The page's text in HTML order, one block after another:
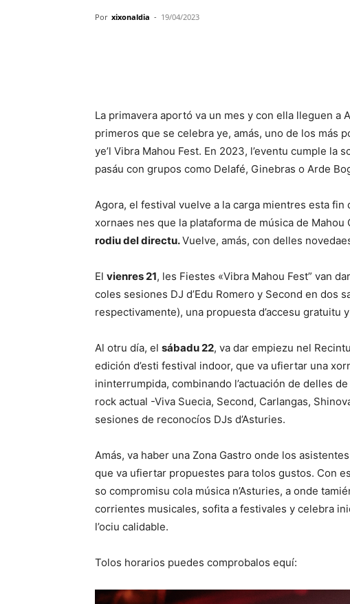
Por xixonaldia - 19/04/2023
La primavera aportó va un mes y con ella lleguen a
primeros que se celebra ye, amás, uno de los más
ye’l Vibra Mahou Fest. En 2023, l’eventu cumple
pasáu con grupos como Delafé, Ginebras o Arde
Agora, el festival vuelve a la carga mientres esta fin
xornaes nes que la plataforma de música de Mahou
rodiu del directu.Vuelve, amás, con delles
El vienres 21, les Fiestes «Vibra Mahou Fest” van
coles sesiones DJ d’Edu Romero y Second en dos
respectivamente), una propuesta d’accesu gratuitu
Al otru día, el sábadu 22, va dar empiezu nel
edición d’esti festival indoor, que va ufiertar una
ininterrumpida, combinando l’actuación de delles
rock actual -Viva Suecia, Second, Carlangas,
sesiones de reconocíos DJs d’Asturies.
Amás, va haber una Zona Gastro onde los
que va ufiertar propuestes para tolos gustos. Con
so compromisu cola música n’Asturies, a onde
corrientes musicales, sofita a festivales y celebra
l’ociu calidable.
Tolos horarios puedes comprobalos equí: